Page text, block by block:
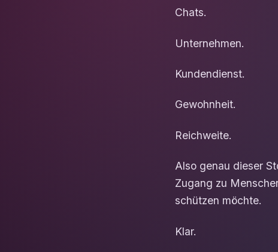
Chats.
Unternehmen.
Kundendienst.
Gewohnheit.
Reichweite.
Also genau dieser
Zugang zu
schützen möchte.
Klar.